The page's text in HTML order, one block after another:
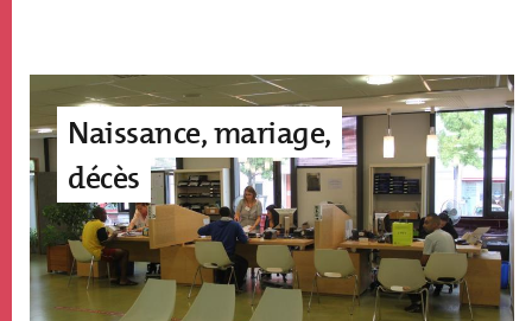
Recherche
Naissance, mariage,
décès
accroche
page
édito